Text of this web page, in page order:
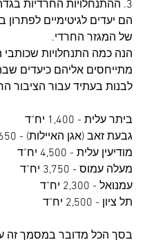
3. ההתנחלויות החרדיות
הם יעדים לגיטימיים לפתרון
של המגזר החרדי.
הנה כמה התנחלויות
מתייחסים אליהם כיעדים
לבנות בעתיד עבור הציבור
ביתר עלית - 1,400 יח"ד
גבעת זאב (אגן האיילות) - 4,650 יח"ד
מודיעין עלית - 4,500 יח"ד
מעלה עמוס - 3,750 יח"ד
עמנואל - 2,300 יח"ד
תל ציון - 2,500 יח"ד